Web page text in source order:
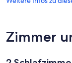
Zimmer